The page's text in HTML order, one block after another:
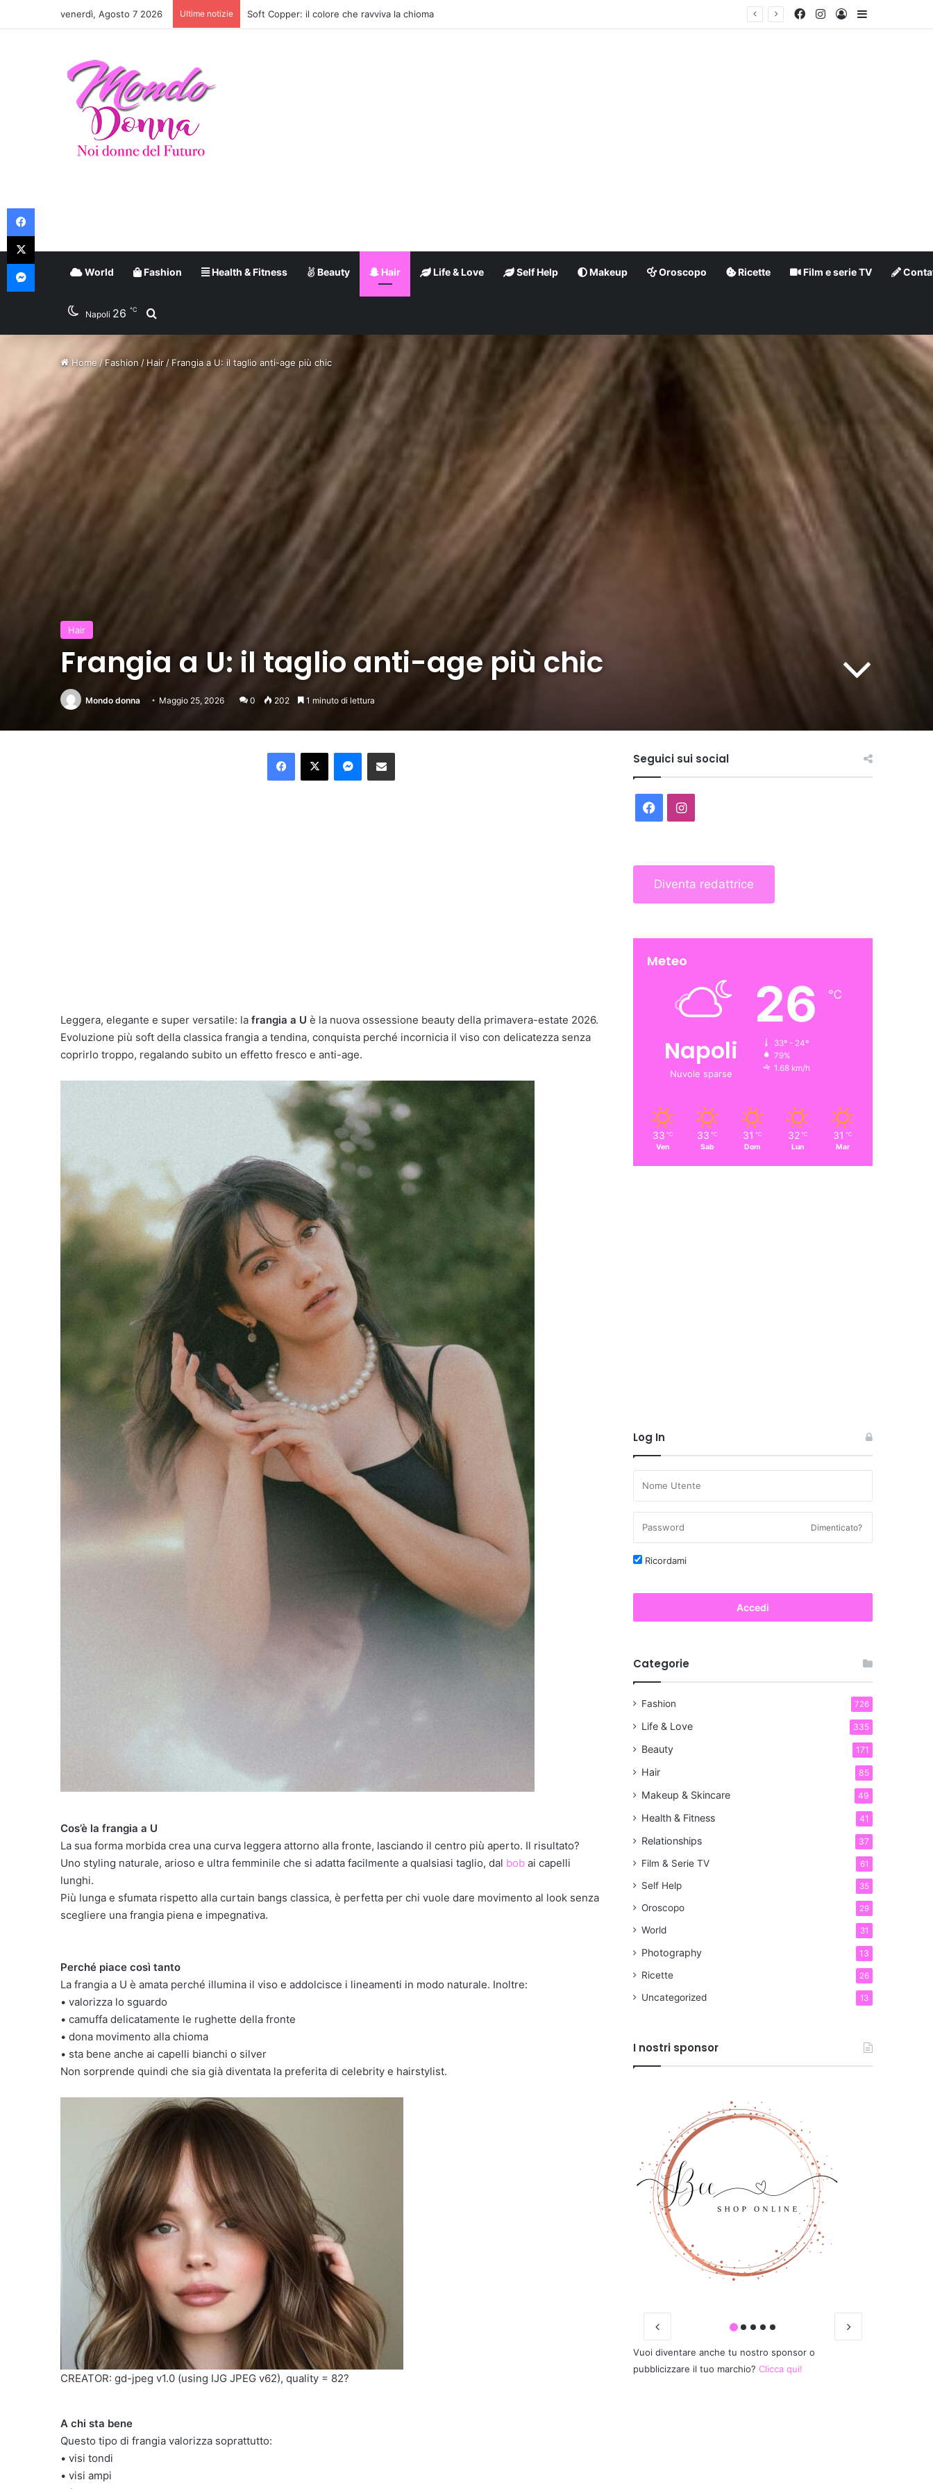
venerdì, Agosto 7 2026 Ultime notizie Look The Odyssey: il trend moda dell’estate Facebook
Instagram
AccediBarra
World Fashion Health & Fitness Beauty Hair Life & Love Self Help Makeup Oroscopo Ricette Film e serie TV
Napoli 26 ℃ Ricerca per
Home/Fashion / Hair / Frangia a U: il taglio anti-age più chic
Hair
Frangia a U: il taglio anti-age più chic
Mondo donna Maggio 25, 2026 0 202 1 minuto di lettura
Facebook
X Messenger
Condividi per email
Leggera, elegante e super versatile: la frangia a U è la nuova ossessione beauty della primavera-estate 2026.
Evoluzione più soft della classica frangia a tendina, conquista perché incornicia il viso con delicatezza senza
coprirlo troppo, regalando subito un effetto fresco e anti-age.
Cos’è la frangia a U
La sua forma morbida crea una curva leggera attorno alla fronte, lasciando il centro più aperto. Il risultato?
Uno styling naturale, arioso e ultra femminile che si adatta facilmente a qualsiasi taglio, dal bob ai capelli
lunghi.
Più lunga e sfumata rispetto alla curtain bangs classica, è perfetta per chi vuole dare movimento al look senza
scegliere una frangia piena e impegnativa.
Perché piace così tanto
La frangia a U è amata perché illumina il viso e addolcisce i lineamenti in modo naturale. Inoltre:
• valorizza lo sguardo
• camuffa delicatamente le rughette della fronte
• dona movimento alla chioma
• sta bene anche ai capelli bianchi o silver
Non sorprende quindi che sia già diventata la preferita di celebrity e hairstylist.
CREATOR: gd-jpeg v1.0 (using IJG JPEG v62), quality = 82?
A chi sta bene
Questo tipo di frangia valorizza soprattutto:
• visi tondi
• visi ampi
Seguici sui social
FacebookInstagram
Diventa redattrice
Meteo
Napoli
Nuvole sparse
26 ℃
33º - 24º
79%
1.68 km/h
33 ℃
Ven
33 ℃
Sab
31 ℃
Dom
32 ℃
Lun
31 ℃
Mar
Log In
Dimenticato?
Ricordami
Accedi
Categorie
Fashion 726
Life & Love 335
Beauty 171
Hair 85
Makeup & Skincare 49
Health & Fitness 41
Relationships 37
Film & Serie TV 61
Self Help 35
Oroscopo 29
World 31
Photography 13
Ricette 26
Uncategorized 13
I nostri sponsor
Vuoi diventare anche tu nostro sponsor o
pubblicizzare il tuo marchio?Clicca qui!
Facebook
X
Messenger